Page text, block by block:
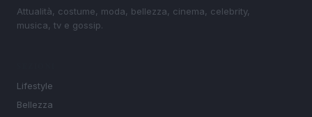
Attualità, costume, moda, bellezza, cinema, celebrity,
musica, tv e gossip.
Lifestyle
Bellezza